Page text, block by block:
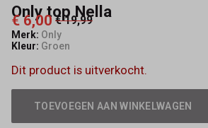
Only top Nella
€ 6,00 € 19,99
Merk: Only
Kleur: Groen
Dit product is uitverkocht.
TOEVOEGEN AAN WINKELWAGEN